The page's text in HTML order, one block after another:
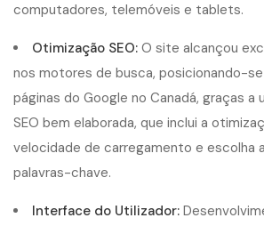
computadores, telemóveis e tablets.
Otimização SEO: O site alcançou
nos motores de busca, posicionando-
páginas do Google no Canadá, graças a
SEO bem elaborada, que inclui a
velocidade de carregamento e escolha
palavras-chave.
Interface do Utilizador: